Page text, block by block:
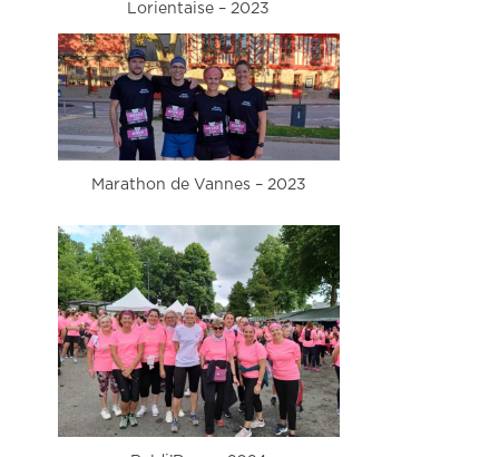
Lorientaise – 2023
Marathon de Vannes – 2023